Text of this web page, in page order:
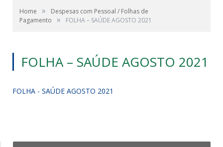
Home »
Despesas com Pessoal / Folhas de
Pagamento
» FOLHA – SAÚDE AGOSTO 2021
FOLHA – SAÚDE AGOSTO 2021
FOLHA - SAÚDE AGOSTO 2021